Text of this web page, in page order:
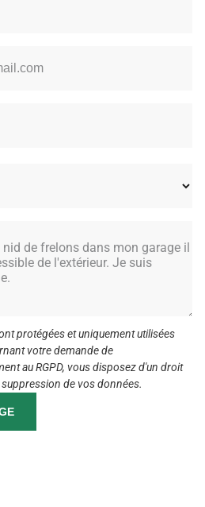
si vous êtes humain :
protégées et uniquement utilisées
votre demande de
au RGPD, vous disposez d'un droit
de vos données.